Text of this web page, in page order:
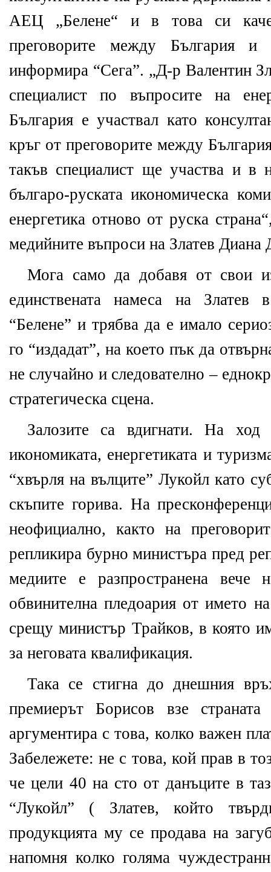
АЕЦ „Белене“ и в това си
преговорите между България и
информира “Сега”. „Д-р Валентин
специалист по въпросите на
България е участвал като
кръг от преговорите между
такъв специалист ще участва и в
българо-руската икономическа
енергетика отново от руска
медийните въпроси на Златев Диана
Мога само да добавя от свои
единствената намеса на
“Белене” и трябва да е имало
го “издадат”, на което пък да
не случайно и следователно –
стратегическа сцена.
Залозите са вдигнати. На
икономиката, енергетиката и
“хвърля на вълците” Лукойл като
скъпите горива. На
неофициално, както на
репликира бурно министъра пред
медиите е разпространена вече
обвинителна пледоария от името
срещу министър Трайков, в която
за неговата квалификация.
Така се стигна до днешния
премиерът Борисов взе
аргументира с това, колко важен
Забележете: не с това, кой прав в
че цели 40 на сто от данъците в
“Лукойл” ( Златев, който
продукцията му се продава на
напомня колко голяма